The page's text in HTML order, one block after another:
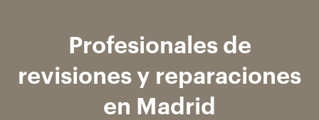
Profesionales de
revisiones y reparaciones
en Madrid